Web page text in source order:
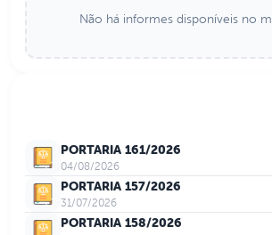
Não há informes disponíveis no
PORTARIA 161/2026
04/08/2026
PORTARIA 157/2026
31/07/2026
PORTARIA 158/2026